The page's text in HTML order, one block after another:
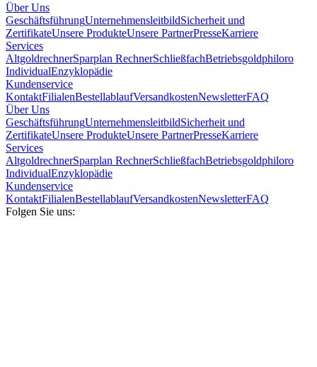
Über Uns
GeschäftsführungUnternehmensleitbildSicherheit und
ZertifikateUnsere ProdukteUnsere PartnerPresseKarriere
Services
AltgoldrechnerSparplan RechnerSchließfachBetriebsgoldphiloro
IndividualEnzyklopädie
Kundenservice
KontaktFilialenBestellablaufVersandkostenNewsletterFAQ
Über Uns
GeschäftsführungUnternehmensleitbildSicherheit und
ZertifikateUnsere ProdukteUnsere PartnerPresseKarriere
Services
AltgoldrechnerSparplan RechnerSchließfachBetriebsgoldphiloro
IndividualEnzyklopädie
Kundenservice
KontaktFilialenBestellablaufVersandkostenNewsletterFAQ
Folgen Sie uns: